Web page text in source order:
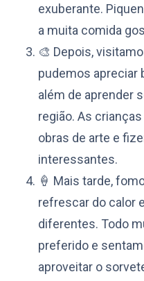
exuberante.
a muita comida
🎨 Depois,
pudemos apreciar
além de aprender
região. As
obras de arte e
interessantes.
🍦 Mais tarde,
refrescar do calor
diferentes. Todo
preferido e
aproveitar o